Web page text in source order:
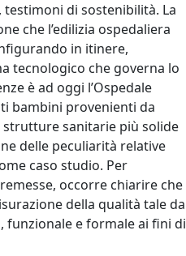
di sostenibilità. La
che l’edilizia ospedaliera
in itinere,
tecnologico che governa lo
è ad oggi l’Ospedale
bambini provenienti da
strutture sanitarie più solide
delle peculiarità relative
caso studio. Per
occorre chiarire che
della qualità tale da
e formale ai fini di